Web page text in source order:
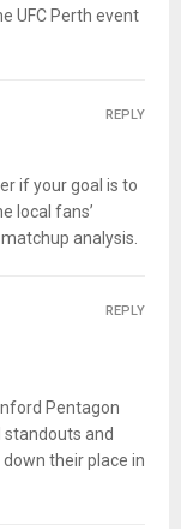
UFC Perth event
if your goal is to
local fans’
analysis.
REPLY
Pentagon
and
their place in
REPLY